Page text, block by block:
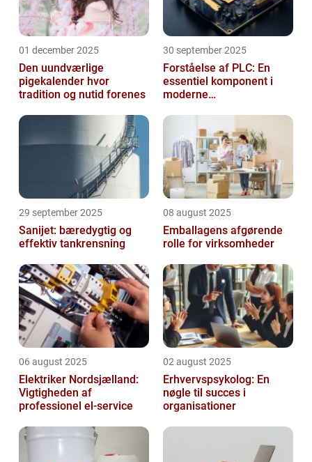
01 december 2025
Den uundværlige
pigekalender hvor
tradition og nutid forenes
30 september 2025
Forståelse af PLC: En
essentiel komponent i
moderne
29 september 2025
Sanijet: bæredygtig og
effektiv tankrensning
08 august 2025
Emballagens afgørende
rolle for virksomheder
06 august 2025
Elektriker Nordsjælland:
Vigtigheden af
professionel el-service
02 august 2025
Erhvervspsykolog: En
nøgle til succes i
organisationer